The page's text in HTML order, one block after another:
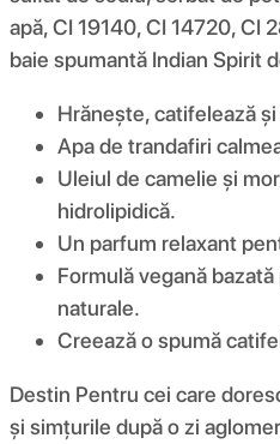
apă, CI 19140, CI 14720, CI
baie spumantă Indian Spirit
Hrănește, catifelează
Apa de trandafiri
Uleiul de camelie și
hidrolipidică.
Un parfum relaxant
Formulă vegană
naturale.
Creează o spumă
Destin Pentru cei care
și simțurile după o zi